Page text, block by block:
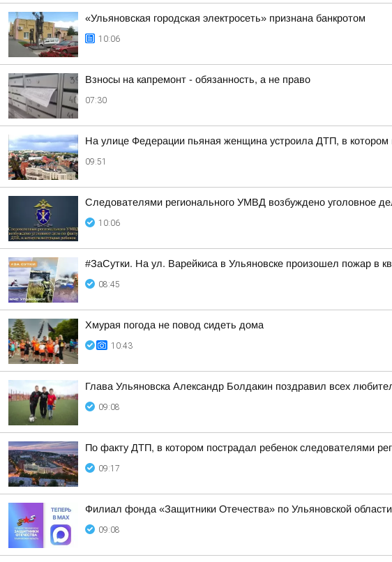
«Ульяновская городская электросеть» признана банкротом
10:06
Взносы на капремонт - обязанность, а не право
07:30
На улице Федерации пьяная женщина устроила ДТП, в котором
09:51
Следователями регионального УМВД возбуждено уголовное
10:06
#ЗаСутки. На ул. Варейкиса в Ульяновске произошел пожар в
08:45
Хмурая погода не повод сидеть дома
10:43
Глава Ульяновска Александр Болдакин поздравил всех
09:08
По факту ДТП, в котором пострадал ребенок следователями
09:17
Филиал фонда «Защитники Отечества» по Ульяновской
09:08